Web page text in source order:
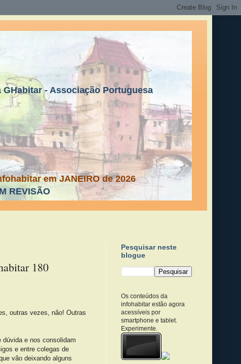
- Associação Portuguesa
em JANEIRO de 2026
REVISÃO
180
outras vezes, não! Outras
e nos consolidam
e entre colegas de
vão deixando alguns
Pesquisar neste
blogue
Os conteúdos da
infohabitar estão agora
acessíveis por
smartphone e tablet.
Experimente.